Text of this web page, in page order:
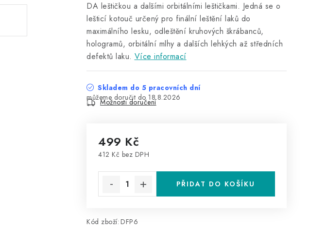
DA leštičkou a dalšími orbitálními leštičkami. Jedná se o
lešticí kotouč určený pro finální leštění laků do
maximálního lesku, odleštění kruhových škrábanců,
hologramů, orbitální mlhy a dalších lehkých až středních
defektů laku. Více informací
Skladem do 5 pracovních dní
18.8.2026
Možnosti doručení
499 Kč
412 Kč bez DPH
PŘIDAT DO KOŠÍKU
Kód zboží: DFP6